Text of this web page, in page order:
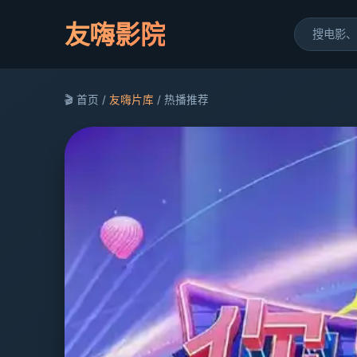
友嗨影院
🎬 首页 / 友嗨片库 / 热播推荐